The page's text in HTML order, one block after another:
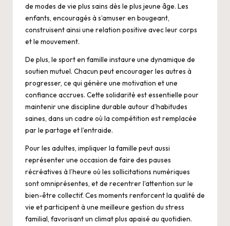
de modes de vie plus sains dès le plus jeune âge. Les
enfants, encouragés à s’amuser en bougeant,
construisent ainsi une relation positive avec leur corps
et le mouvement.
De plus, le sport en famille instaure une dynamique de
soutien mutuel. Chacun peut encourager les autres à
progresser, ce qui génère une motivation et une
confiance accrues. Cette solidarité est essentielle pour
maintenir une discipline durable autour d’habitudes
saines, dans un cadre où la compétition est remplacée
par le partage et l’entraide.
Pour les adultes, impliquer la famille peut aussi
représenter une occasion de faire des pauses
récréatives à l’heure où les sollicitations numériques
sont omniprésentes, et de recentrer l’attention sur le
bien-être collectif. Ces moments renforcent la qualité de
vie et participent à une meilleure gestion du stress
familial, favorisant un climat plus apaisé au quotidien.